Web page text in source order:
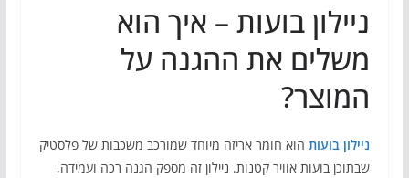
ניילון בועות – איך הוא
משלים את ההגנה על
המוצר?
ניילון בועותהוא חומר אריזה מיוחד שמורכב משכבות של פלסטיק
שבתוכן בועות אוויר קטנות. ניילון זה מספק הגנה רכה ועמידה,